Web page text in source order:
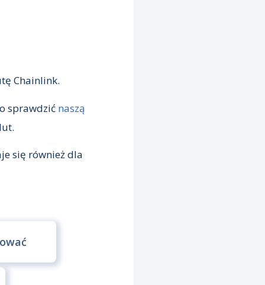
Chainlink.
sprawdzić naszą
się również dla